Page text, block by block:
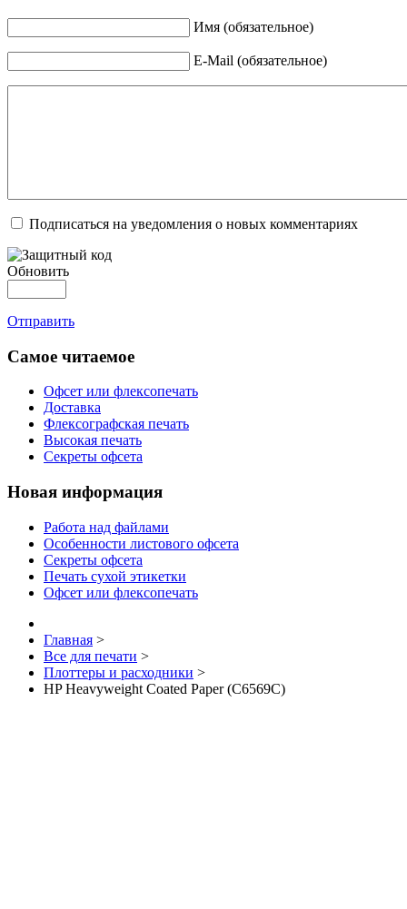
Имя (обязательное)
E-Mail (обязательное)
Подписаться на уведомления о новых комментариях
Обновить
Отправить
Самое читаемое
Офсет или флексопечать
Доставка
Флексографская печать
Высокая печать
Секреты офсета
Новая информация
Работа над файлами
Особенности листового офсета
Секреты офсета
Печать сухой этикетки
Офсет или флексопечать
Главная >
Все для печати >
Плоттеры и расходники >
HP Heavyweight Coated Paper (C6569C)